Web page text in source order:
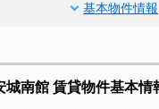
基本物件情報
南館 賃貸物件基本情